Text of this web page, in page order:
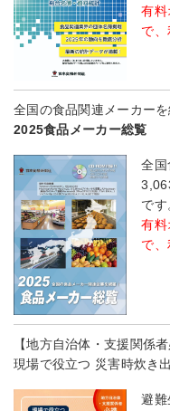
有料
で、
全国の食品関連メーカー
2025食品メーカー総覧
全国
です
有料
で、
【地方自治体・支援関係者
現場で役立つ 災害時炊き
避難